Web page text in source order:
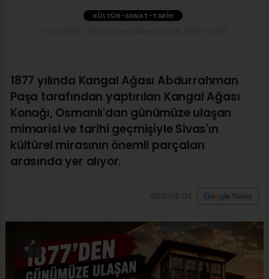
KÜLTÜR-SANAT-TARIH
1877 yılında Kangal Ağası Abdurrahman
Paşa tarafından yaptırılan Kangal Ağası
Konağı, Osmanlı'dan günümüze ulaşan
mimarisi ve tarihi geçmişiyle Sivas'ın
kültürel mirasının önemli parçaları
arasında yer alıyor.